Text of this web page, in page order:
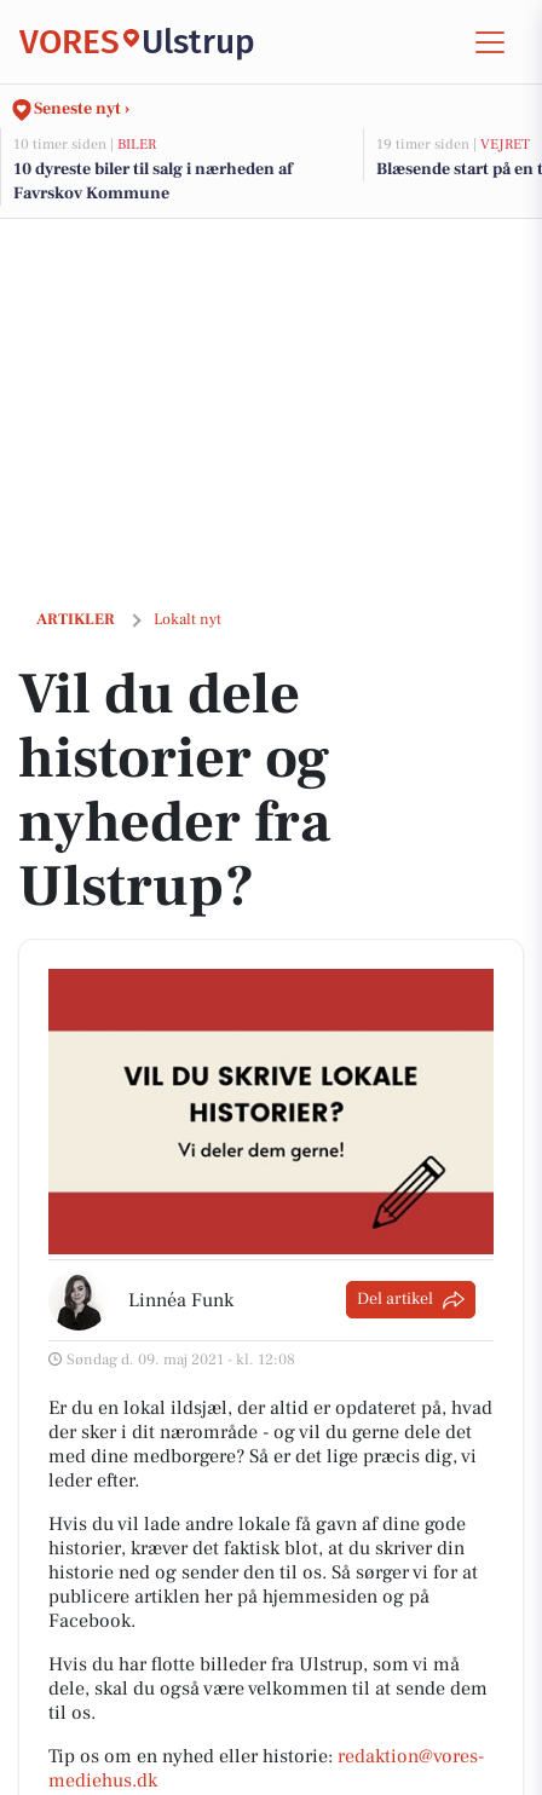
VORES Ulstrup
Seneste nyt ›
10 timer siden | BILER
10 dyreste biler til salg i nærheden af
Favrskov Kommune
19 timer siden | VEJRET
Blæsende start på en
ARTIKLER Lokalt nyt
Vil du dele historier og nyheder fra Ulstrup?
Vil du dele
historier og
nyheder fra
Ulstrup?
Linnéa Funk Del artikel
Søndag d. 09. maj 2021 - kl. 12:08
Er du en lokal ildsjæl, der altid er opdateret på, hvad
der sker i dit nærområde - og vil du gerne dele det
med dine medborgere? Så er det lige præcis dig, vi
leder efter.
Hvis du vil lade andre lokale få gavn af dine gode
historier, kræver det faktisk blot, at du skriver din
historie ned og sender den til os. Så sørger vi for at
publicere artiklen her på hjemmesiden og på
Facebook.
Hvis du har flotte billeder fra Ulstrup, som vi må
dele, skal du også være velkommen til at sende dem
til os.
Tip os om en nyhed eller historie: redaktion@vores-
mediehus.dk